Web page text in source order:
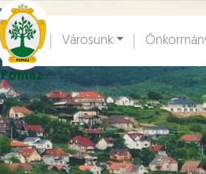
Pomáz
Ugrás a fő tartalomhoz
Városunk